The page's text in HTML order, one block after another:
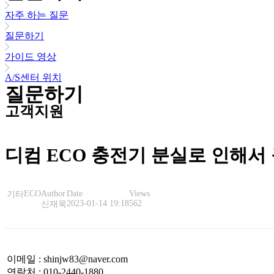
자주 하는 질문
질문하기
가이드 영상
A/S센터 위치
질문하기
고객지원
디컴 ECO 충전기 분실로 인해서
기타ECOAuthor
신재욱
Date
2023-01-14 19:18
Views
562
이메일 : shinjw83@naver.com
연락처 : 010-2440-1880